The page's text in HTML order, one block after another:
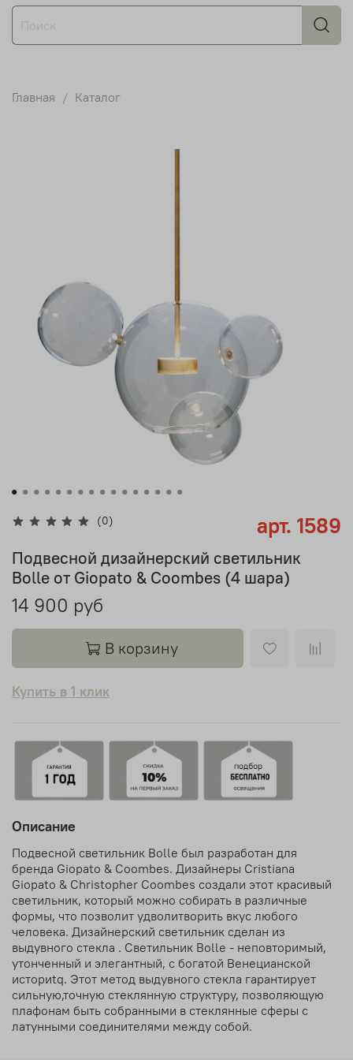
Главная Каталог
(0) арт. 1589
Подвесной дизайнерский светильник
Bolle от Giopato & Coombes (4 шара)
14 900 руб
В корзину
Купить в 1 клик
Описание
Подвесной светильник Bolle был разработан для
бренда Giopato & Coombes. Дизайнеры Cristiana
Giopato & Christopher Coombes создали этот красивый
светильник, который можно собирать в различные
формы, что позволит удволитворить вкус любого
человека. Дизайнерский светильник сделан из
выдувного стекла . Светильник Bolle - неповторимый,
утонченный и элегантный, с богатой Венецианской
историtq. Этот метод выдувного стекла гарантирует
сильную,точную стеклянную структуру, позволяющую
плафонам быть собранными в стеклянные сферы с
латунными соединителями между собой.